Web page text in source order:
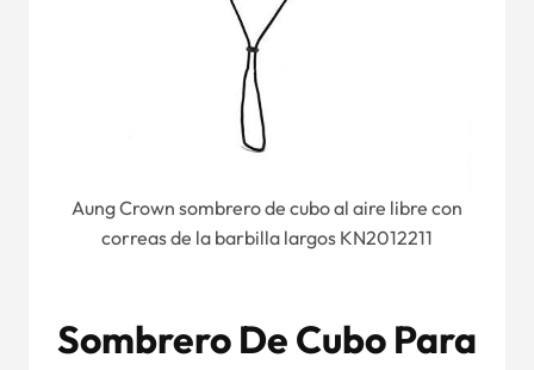
Aung Crown sombrero de cubo al aire libre con
correas de la barbilla largos KN2012211
Sombrero De Cubo Para